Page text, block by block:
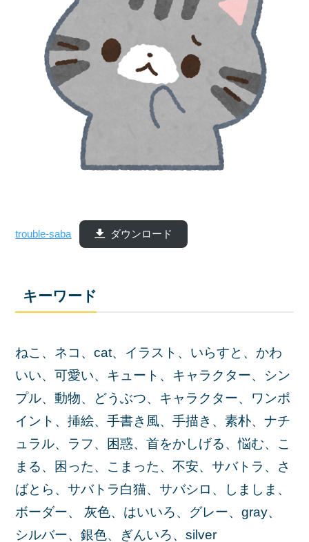
trouble-saba ダウンロード
キーワード
ねこ、ネコ、cat、イラスト、いらすと、かわ
いい、可愛い、キュート、キャラクター、シン
プル、動物、どうぶつ、キャラクター、ワンポ
イント、挿絵、手書き風、手描き、素朴、ナチ
ュラル、ラフ、困惑、首をかしげる、悩む、こ
まる、困った、こまった、不安、サバトラ、さ
ばとら、サバトラ白猫、サバシロ、しましま、
ボーダー、 灰色、はいいろ、グレー、gray、
シルバー、銀色、ぎんいろ、silver